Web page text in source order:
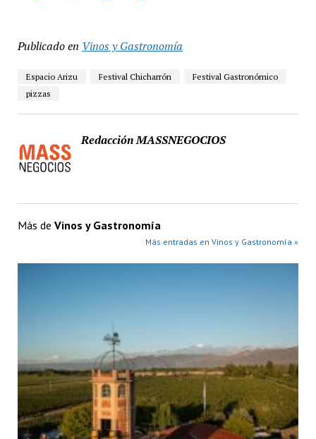
Publicado en Vinos y Gastronomía
Espacio Arizu Festival Chicharrón
Festival Gastronómico
pizzas
Redacción MASSNEGOCIOS
Más de Vinos y Gastronomía
Más entradas en Vinos y Gastronomía »